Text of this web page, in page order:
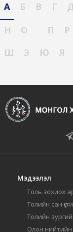
А Б В Г
Н
О П Р
Ш
Э Ю Я
Мэдээлэл
Толь зохиох
Толийн сан
Толийн
Олон нийтийн